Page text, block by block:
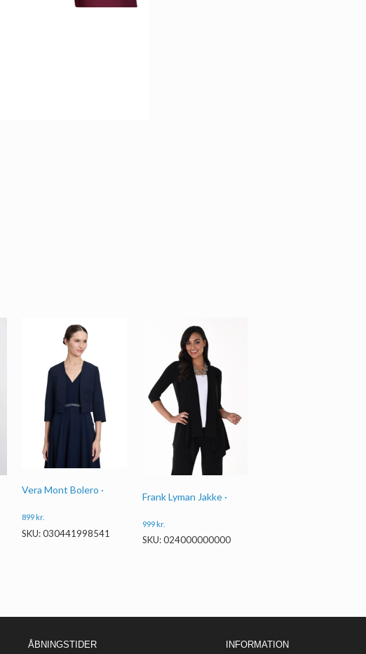
Vera Mont Bolero ·
899 kr.
SKU: 030441998541
Frank Lyman Jakke ·
999kr.
SKU: 024000000000
ÅBNINGSTIDER
INFORMATION